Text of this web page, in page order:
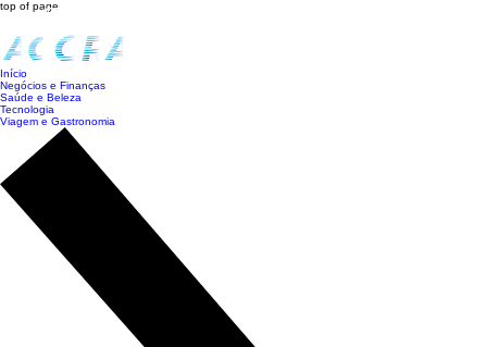
top of page
Início
Negócios e Finanças
Saúde e Beleza
Tecnologia
Viagem e Gastronomia